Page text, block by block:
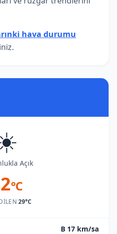
Açık
°C
29°C
B 17 km/sa
hava durumu